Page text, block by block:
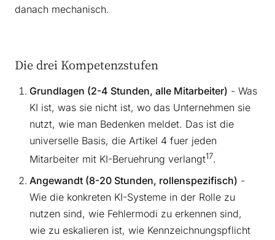
danach mechanisch.
Die drei Kompetenzstufen
Grundlagen (2-4 Stunden, alle Mitarbeiter) - Was
KI ist, was sie nicht ist, wo das Unternehmen sie
nutzt, wie man Bedenken meldet. Das ist die
universelle Basis, die Artikel 4 fuer jeden
Mitarbeiter mit KI-Beruehrung verlangt17.
Angewandt (8-20 Stunden, rollenspezifisch) -
Wie die konkreten KI-Systeme in der Rolle zu
nutzen sind, wie Fehlermodi zu erkennen sind,
wie zu eskalieren ist, wie Kennzeichnungspflicht